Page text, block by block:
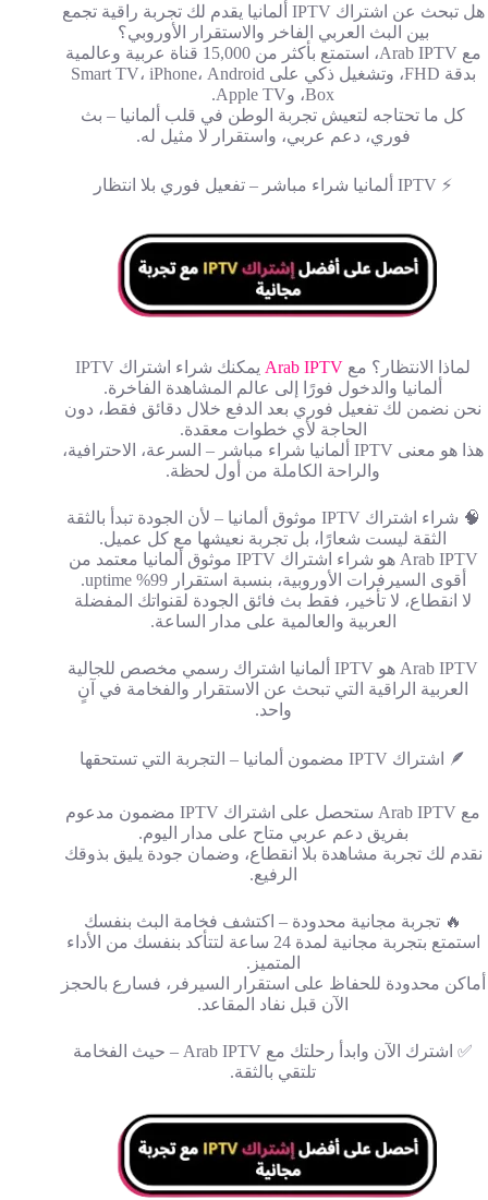
هل تبحث عن اشتراك IPTV ألمانيا يقدم لك تجربة راقية تجمع
بين البث العربي الفاخر والاستقرار الأوروبي؟
مع Arab IPTV، استمتع بأكثر من 15,000 قناة عربية وعالمية
بدقة FHD، وتشغيل ذكي على Smart TV، iPhone، Android
Box، وApple TV.
كل ما تحتاجه لتعيش تجربة الوطن في قلب ألمانيا – بث
فوري، دعم عربي، واستقرار لا مثيل له.
⚡ IPTV ألمانيا شراء مباشر – تفعيل فوري بلا انتظار
لماذا الانتظار؟ مع Arab IPTV
يمكنك شراء اشتراك IPTV
ألمانيا والدخول فورًا إلى عالم المشاهدة الفاخرة.
نحن نضمن لك تفعيل فوري بعد الدفع خلال دقائق فقط، دون
الحاجة لأي خطوات معقدة.
هذا هو معنى IPTV ألمانيا شراء مباشر – السرعة، الاحترافية،
والراحة الكاملة من أول لحظة.
🧠 شراء اشتراك IPTV موثوق ألمانيا – لأن الجودة تبدأ بالثقة
الثقة ليست شعارًا، بل تجربة نعيشها مع كل عميل.
Arab IPTV هو شراء اشتراك IPTV موثوق ألمانيا معتمد من
أقوى السيرفرات الأوروبية، بنسبة استقرار 99% uptime.
لا انقطاع، لا تأخير، فقط بث فائق الجودة لقنواتك المفضلة
العربية والعالمية على مدار الساعة.
Arab IPTV هو IPTV ألمانيا اشتراك رسمي مخصص للجالية
العربية الراقية التي تبحث عن الاستقرار والفخامة في آنٍ
واحد.
🪶 اشتراك IPTV مضمون ألمانيا – التجربة التي تستحقها
مع Arab IPTV ستحصل على اشتراك IPTV مضمون مدعوم
بفريق دعم عربي متاح على مدار اليوم.
نقدم لك تجربة مشاهدة بلا انقطاع، وضمان جودة يليق بذوقك
الرفيع.
🔥 تجربة مجانية محدودة – اكتشف فخامة البث بنفسك
استمتع بتجربة مجانية لمدة 24 ساعة لتتأكد بنفسك من الأداء
المتميز.
أماكن محدودة للحفاظ على استقرار السيرفر، فسارع بالحجز
الآن قبل نفاد المقاعد.
✅ اشترك الآن وابدأ رحلتك مع Arab IPTV – حيث الفخامة
تلتقي بالثقة.